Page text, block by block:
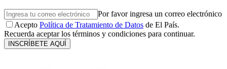
Por favor ingresa un correo electrónico
Acepto Política de Tratamiento de Datos de El País.
Recuerda aceptar los términos y condiciones para continuar.
INSCRÍBETE AQUÍ